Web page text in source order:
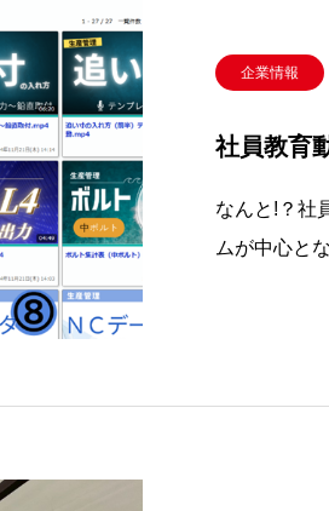
企業情報
社員教育
なんと!？社
ムが中心と